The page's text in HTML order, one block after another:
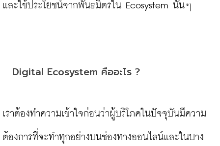
และใช้ประโยชน์จากพันธมิตรใน Ecosystem นั้นๆ
Digital Ecosystem คืออะไร ?
เราต้องทำความเข้าใจก่อนว่าผู้บริโภคในปัจจุบันมีความ
ต้องการที่จะทำทุกอย่างบนช่องทางออนไลน์และในบาง